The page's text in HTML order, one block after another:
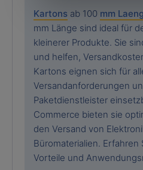
Kartons ab 100 mm
mm Länge sind ideal für
kleinerer Produkte. Sie
und helfen,
Kartons eignen sich für
Versandanforderungen
Paketdienstleister
Commerce bieten sie
den Versand von
Büromaterialien. Erfahren
Vorteile und